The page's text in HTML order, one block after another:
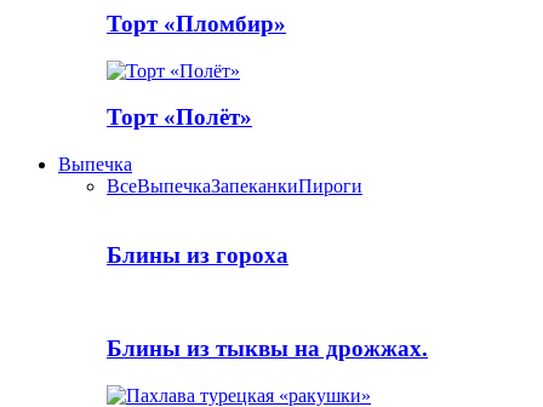
Торт «Пломбир»
Торт «Полёт»
Выпечка
ВсеВыпечкаЗапеканкиПироги
Блины из гороха
Блины из тыквы на дрожжах.